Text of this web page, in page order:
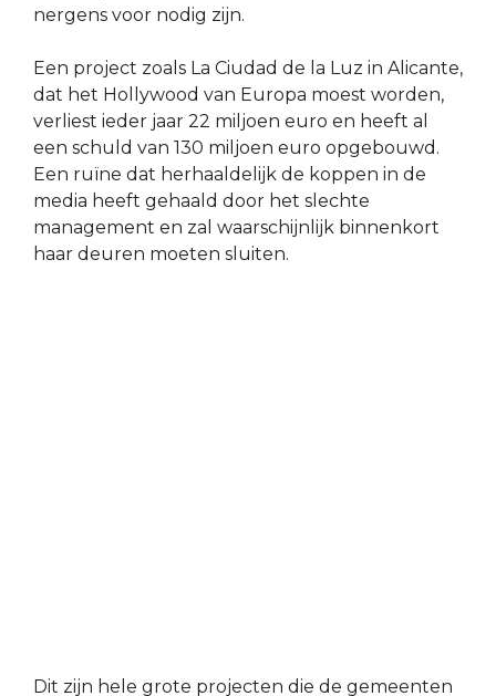
nergens voor nodig zijn.
Een project zoals La Ciudad de la Luz in Alicante,
dat het Hollywood van Europa moest worden,
verliest ieder jaar 22 miljoen euro en heeft al
een schuld van 130 miljoen euro opgebouwd.
Een ruïne dat herhaaldelijk de koppen in de
media heeft gehaald door het slechte
management en zal waarschijnlijk binnenkort
haar deuren moeten sluiten.
Dit zijn hele grote projecten die de gemeenten